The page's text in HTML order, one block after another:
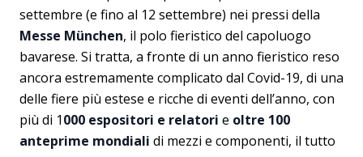
settembre (e fino al 12 settembre) nei pressi della
Messe München, il polo fieristico del capoluogo
bavarese. Si tratta, a fronte di un anno fieristico reso
ancora estremamente complicato dal Covid-19, di una
delle fiere più estese e ricche di eventi dell’anno, con
più di 1000 espositori e relatori e oltre 100
anteprime mondiali di mezzi e componenti, il tutto